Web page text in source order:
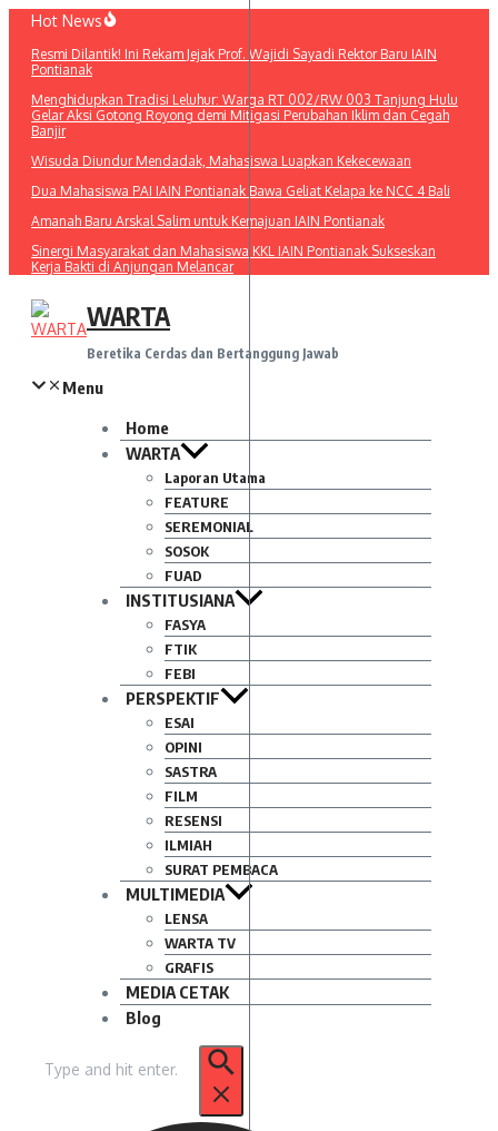
Lewati
konten
Hot News
Resmi Dilantik! Ini Rekam Jejak Prof. Wajidi Sayadi Rektor Baru IAIN
Pontianak
Menghidupkan Tradisi Leluhur: Warga RT 002/RW 003 Tanjung Hulu
Gelar Aksi Gotong Royong demi Mitigasi Perubahan Iklim dan Cegah
Banjir
Wisuda Diundur Mendadak, Mahasiswa Luapkan Kekecewaan
Dua Mahasiswa PAI IAIN Pontianak Bawa Geliat Kelapa ke NCC 4 Bali
Amanah Baru Arskal Salim untuk Kemajuan IAIN Pontianak
Sinergi Masyarakat dan Mahasiswa KKL IAIN Pontianak Sukseskan
Kerja Bakti di Anjungan Melancar
WARTA
Beretika Cerdas dan Bertanggung Jawab
Menu
Home
WARTA
Laporan Utama
FEATURE
SEREMONIAL
SOSOK
FUAD
INSTITUSIANA
FASYA
FTIK
FEBI
PERSPEKTIF
ESAI
OPINI
SASTRA
FILM
RESENSI
ILMIAH
SURAT PEMBACA
MULTIMEDIA
LENSA
WARTA TV
GRAFIS
MEDIA CETAK
Blog
untuk: